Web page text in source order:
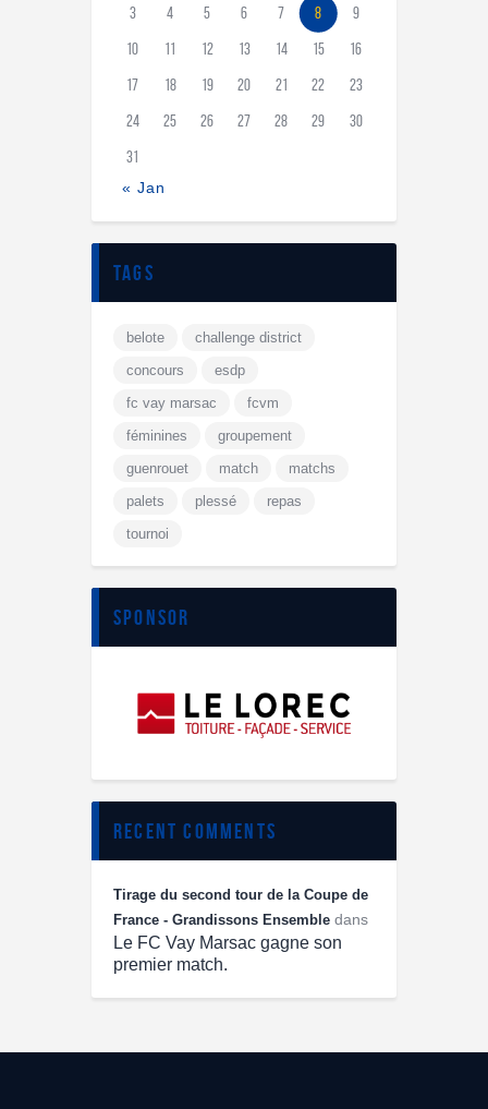
3 4 5 6 7 8 9
10 11 12 13 14 15 16
17 18 19 20 21 22 23
24 25 26 27 28 29 30
31
« Jan
tags
belote
challenge district
concours
esdp
fc vay marsac
fcvm
féminines
groupement
guenrouet
match
matchs
palets
plessé
repas
tournoi
sponsor
recent comments
Tirage du second tour de la Coupe de
France - Grandissons Ensemble dans
Le FC Vay Marsac gagne son
premier match.